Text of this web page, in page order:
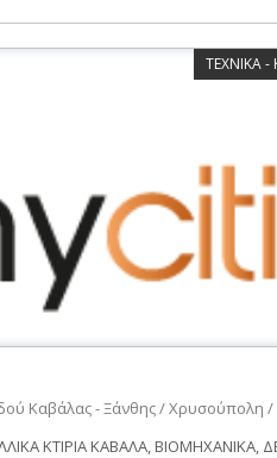
ΤΕΧΝΙΚΑ -
Καβάλας - Ξάνθης / Χρυσούπολη
ΚΤΙΡΙΑ ΚΑΒΑΛΑ, ΒΙΟΜΗΧΑΝΙΚΑ,